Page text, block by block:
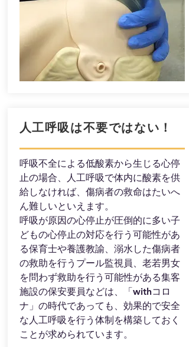
人工呼吸は不要ではない！
呼吸不全による低酸素から生じる心停
止の場合、人工呼吸で体内に酸素を供
給しなければ、傷病者の救命はたいへ
ん難しいといえます。
呼吸が原因の心停止が圧倒的に多い子
どもの心停止の対応を行う可能性があ
る保育士や養護教諭、溺水した傷病者
の救助を行うプール監視員、老若男女
を問わず救助を行う可能性がある集客
施設の保安要員などは、「withコロ
ナ」の時代であっても、効果的で安全
な人工呼吸を行う体制を構築しておく
ことが求められています。